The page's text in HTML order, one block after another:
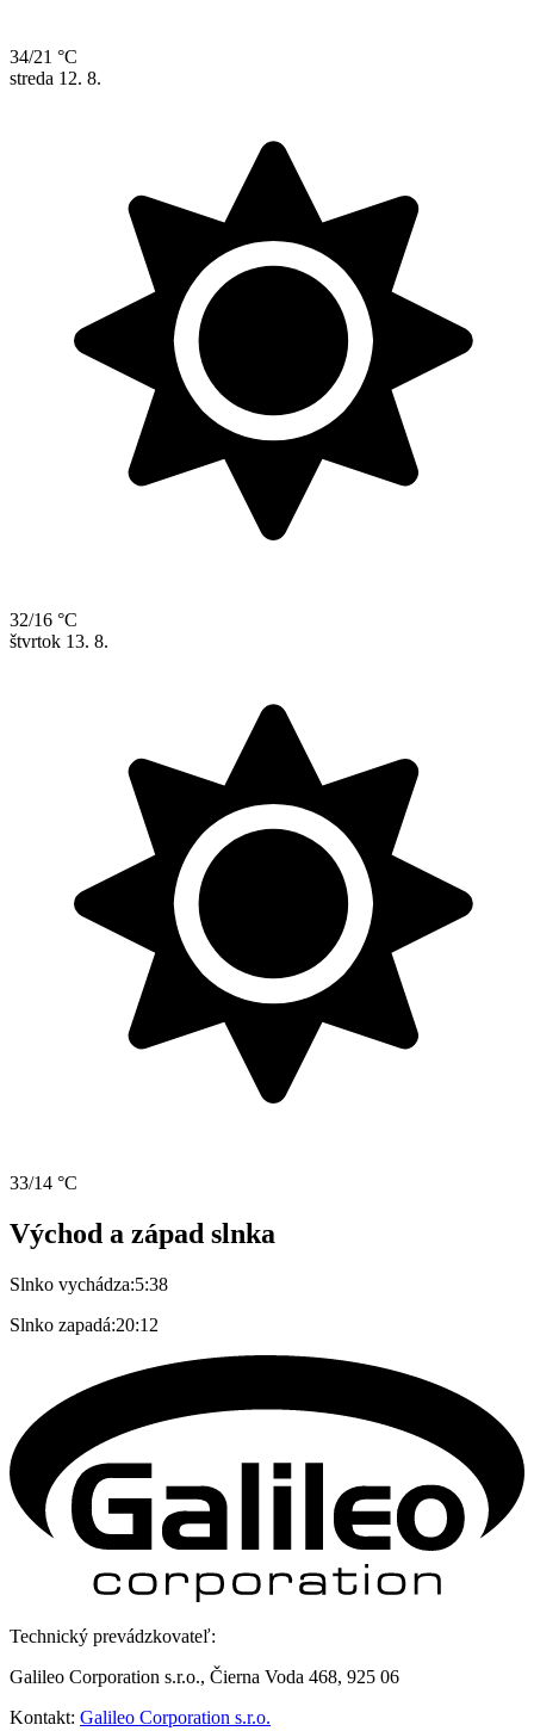
34/21 °C
streda 12. 8.
32/16 °C
štvrtok 13. 8.
33/14 °C
Východ a západ slnka
Slnko vychádza:5:38
Slnko zapadá:20:12
Technický prevádzkovateľ:
Galileo Corporation s.r.o., Čierna Voda 468, 925 06
Kontakt: Galileo Corporation s.r.o.